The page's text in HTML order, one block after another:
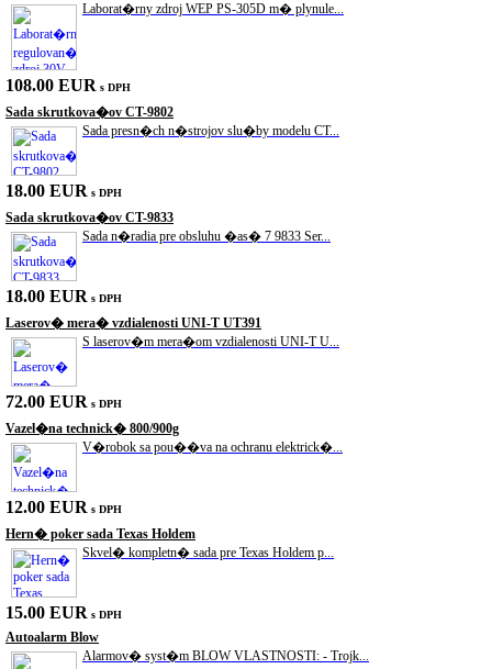
Laborat�rny zdroj WEP PS-305D m� plynule...
108.00 EUR s DPH
Sada skrutkova�ov CT-9802
Sada presn�ch n�strojov slu�by modelu CT...
18.00 EUR s DPH
Sada skrutkova�ov CT-9833
Sada n�radia pre obsluhu �as� 7 9833 Ser...
18.00 EUR s DPH
Laserov� mera� vzdialenosti UNI-T UT391
S laserov�m mera�om vzdialenosti UNI-T U...
72.00 EUR s DPH
Vazel�na technick� 800/900g
V�robok sa pou��va na ochranu elektrick�...
12.00 EUR s DPH
Hern� poker sada Texas Holdem
Skvel� kompletn� sada pre Texas Holdem p...
15.00 EUR s DPH
Autoalarm Blow
Alarmov� syst�m BLOW VLASTNOSTI: - Trojk...